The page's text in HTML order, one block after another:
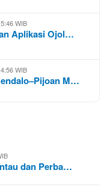
WIB
Aplikasi Ojol…
WIB
M…
dan Perba…